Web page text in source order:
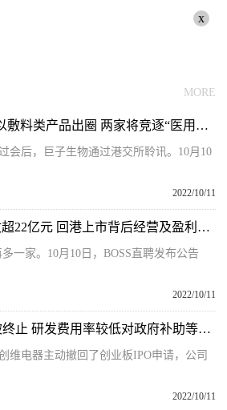
x
MORE
敷尔佳和巨子生物均以敷料类产品出圈 两家将竞逐“医用敷料第一股”
会后，巨子生物通过港交所聆讯。10月10
2022/10/11
BOSS直聘上半年营收超22亿元 回港上市背后经营及盈利情况值得关注
一家。10月10日，BOSS直聘发布公告
2022/10/11
创维电器创业板IPO被终止 研发费用率较低对政府补助等依赖较高
维电器主动撤回了创业板IPO申请，公司
2022/10/11